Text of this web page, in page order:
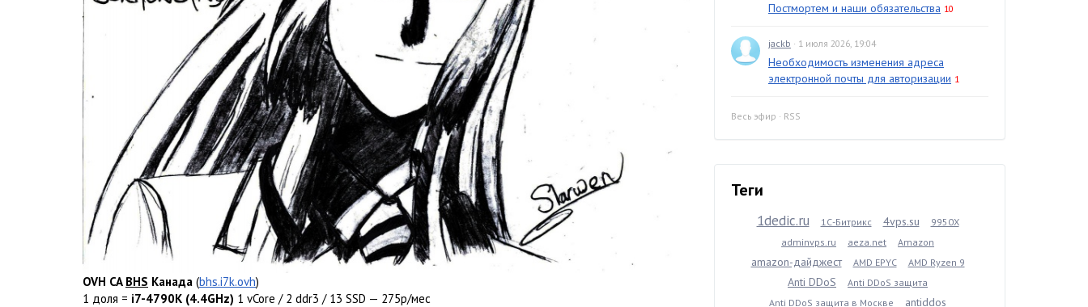
OVH CA BHS Канада (bhs.i7k.ovh)
1 доля = i7-4790K (4.4GHz) 1 vCore / 2 ddr3 / 13 SSD — 275р/мес
Постмортем и наши обязательства 10
jackb · 1 июля 2026, 19:04
Необходимость изменения адреса
электронной почты для авторизации 1
Весь эфир · RSS
Теги
1dedic.ru 1С-Битрикс 4vps.su
9950X
adminvps.ru
aeza.net Amazon
amazon-дайджест AMD EPYC AMD Ryzen 9
Anti DDoS
Anti DDoS защита
Anti DDoS защита в Москве
antiddos